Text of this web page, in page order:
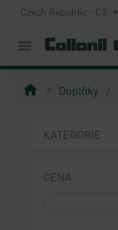
Czech Republic - CS
menu
home Doplňky
KATEGORIE
CENA